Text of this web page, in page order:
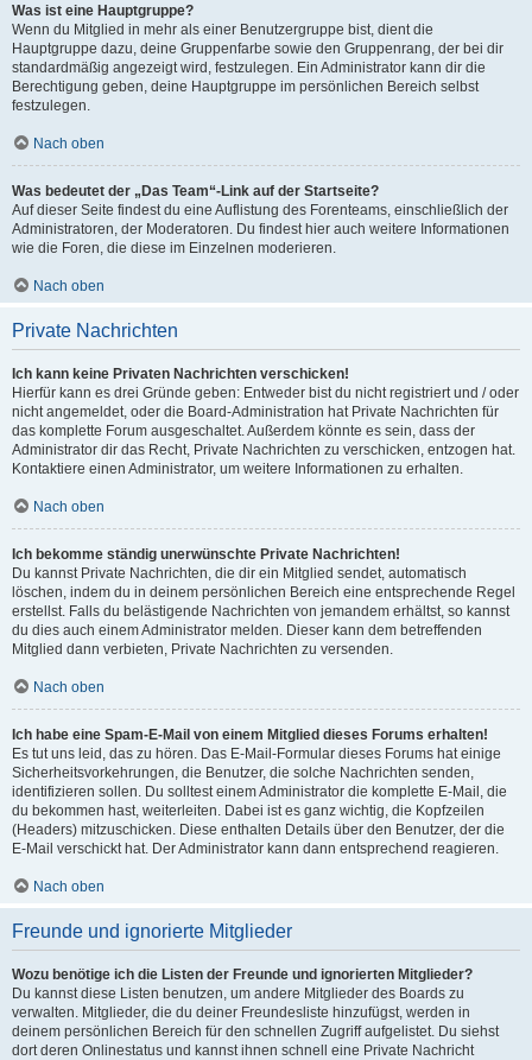
Was ist eine Hauptgruppe?
Wenn du Mitglied in mehr als einer Benutzergruppe bist, dient die
Hauptgruppe dazu, deine Gruppenfarbe sowie den Gruppenrang, der bei dir
standardmäßig angezeigt wird, festzulegen. Ein Administrator kann dir die
Berechtigung geben, deine Hauptgruppe im persönlichen Bereich selbst
festzulegen.
Nach oben
Was bedeutet der „Das Team“-Link auf der Startseite?
Auf dieser Seite findest du eine Auflistung des Forenteams, einschließlich der
Administratoren, der Moderatoren. Du findest hier auch weitere Informationen
wie die Foren, die diese im Einzelnen moderieren.
Nach oben
Private Nachrichten
Ich kann keine Privaten Nachrichten verschicken!
Hierfür kann es drei Gründe geben: Entweder bist du nicht registriert und / oder
nicht angemeldet, oder die Board-Administration hat Private Nachrichten für
das komplette Forum ausgeschaltet. Außerdem könnte es sein, dass der
Administrator dir das Recht, Private Nachrichten zu verschicken, entzogen hat.
Kontaktiere einen Administrator, um weitere Informationen zu erhalten.
Nach oben
Ich bekomme ständig unerwünschte Private Nachrichten!
Du kannst Private Nachrichten, die dir ein Mitglied sendet, automatisch
löschen, indem du in deinem persönlichen Bereich eine entsprechende Regel
erstellst. Falls du belästigende Nachrichten von jemandem erhältst, so kannst
du dies auch einem Administrator melden. Dieser kann dem betreffenden
Mitglied dann verbieten, Private Nachrichten zu versenden.
Nach oben
Ich habe eine Spam-E-Mail von einem Mitglied dieses Forums erhalten!
Es tut uns leid, das zu hören. Das E-Mail-Formular dieses Forums hat einige
Sicherheitsvorkehrungen, die Benutzer, die solche Nachrichten senden,
identifizieren sollen. Du solltest einem Administrator die komplette E-Mail, die
du bekommen hast, weiterleiten. Dabei ist es ganz wichtig, die Kopfzeilen
(Headers) mitzuschicken. Diese enthalten Details über den Benutzer, der die
E-Mail verschickt hat. Der Administrator kann dann entsprechend reagieren.
Nach oben
Freunde und ignorierte Mitglieder
Wozu benötige ich die Listen der Freunde und ignorierten Mitglieder?
Du kannst diese Listen benutzen, um andere Mitglieder des Boards zu
verwalten. Mitglieder, die du deiner Freundesliste hinzufügst, werden in
deinem persönlichen Bereich für den schnellen Zugriff aufgelistet. Du siehst
dort deren Onlinestatus und kannst ihnen schnell eine Private Nachricht